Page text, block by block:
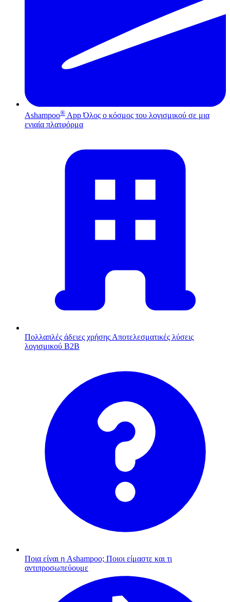
Ashampoo® App Όλος ο κόσμος του λογισμικού σε μια
ενιαία πλατφόρμα
Πολλαπλές άδειες χρήσης Αποτελεσματικές λύσεις
λογισμικού B2B
Ποια είναι η Ashampoo; Ποιοι είμαστε και τι
αντιπροσωπεύουμε